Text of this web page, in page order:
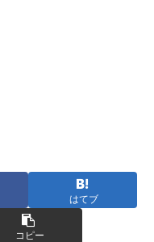
はてブ
コピー